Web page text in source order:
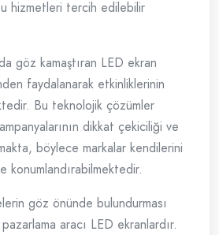
hizmetleri tercih edilebilir
göz kamaştıran LED ekran
faydalanarak etkinliklerinin
Bu teknolojik çözümler
dikkat çekiciliği ve
böylece markalar kendilerini
konumlandırabilmektedir.
göz önünde bulundurması
aracı LED ekranlardır.